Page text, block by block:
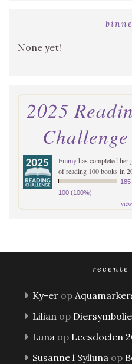
None yet!
2025
Challenge
Emmyhas completed her
of reading 100 books in
100 (100%)
recente
Ky-er op
Lilian op
Luna op Leesdoelen
Susanne l Sylluna op